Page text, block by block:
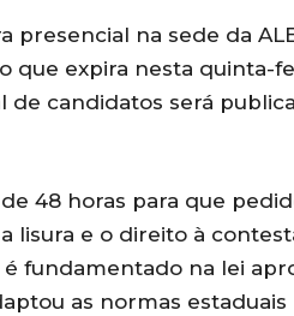
presencial na sede da
expira nesta quinta-
candidatos será
48 horas para que
lisura e o direito à
fundamentado na lei
as normas estaduais